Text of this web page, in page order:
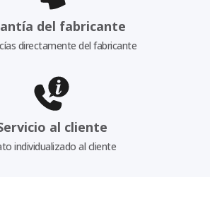
del fabricante
directamente del fabricante
al cliente
individualizado al cliente